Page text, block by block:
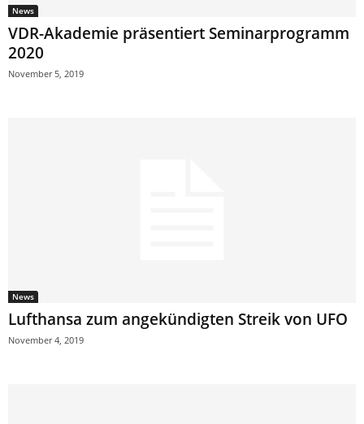
News
VDR-Akademie präsentiert Seminarprogramm
2020
November 5, 2019
News
Lufthansa zum angekündigten Streik von UFO
November 4, 2019